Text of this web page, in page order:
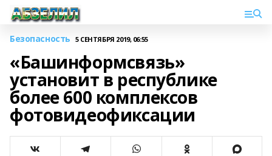
Безопасность 5 СЕНТЯБРЯ 2019, 06:55
«Башинформсвязь»
установит в республике
более 600 комплексов
фотовидеофиксации